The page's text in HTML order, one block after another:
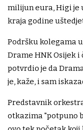
milijun eura, Higi je
kraja godine
Podršku kolegama
Drame HNK Osijek i
potvrdio je da
je, kaže, i sam
Predstavnik
otkazima "potpuno